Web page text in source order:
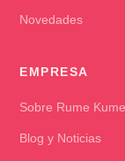
Novedades
EMPRESA
Sobre Rume
Blog y Noticias